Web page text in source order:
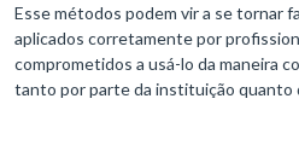
Esse métodos podem vir a se tornar
aplicados corretamente por
comprometidos a usá-lo da maneira
tanto por parte da instituição quanto